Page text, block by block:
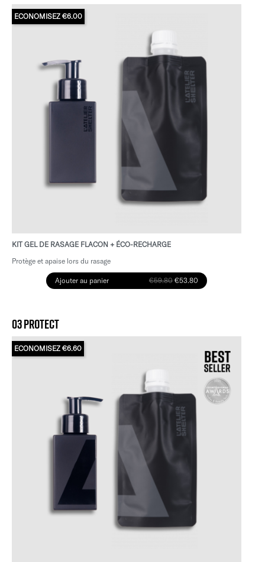
KIT GEL DE RASAGE FLACON + ÉCO-RECHARGE
ECONOMISEZ €6.00
Protège et apaise lors du rasage
Ajouter au panier €59.80 €53.80
03 PROTECT
ECONOMISEZ €6.60